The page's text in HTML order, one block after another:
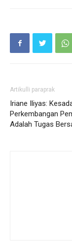
Artikulli paraprak
Iriane Iliyas:
Perkembangan
Adalah Tugas